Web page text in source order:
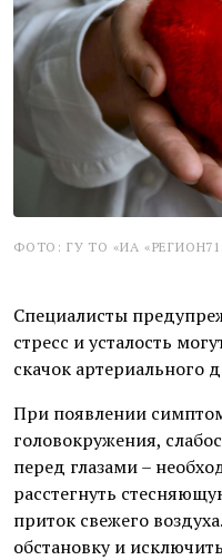
ФОТО: ГУ ТО «ИА
Специалисты
стресс и усталость
скачок артериального
При появлении
головокружения,
перед глазами –
расстегнуть
приток свежего
обстановку и